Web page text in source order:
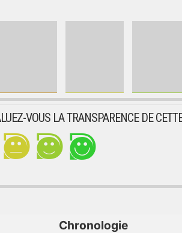
VOUS LA TRANSPARENCE DE
Chronologie